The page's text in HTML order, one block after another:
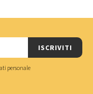
ISCRIVITI
personale